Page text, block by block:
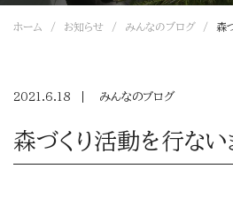
ホーム お知らせ みんなのブログ 森
2021.6.18 みんなのブログ
森づくり活動を行ない